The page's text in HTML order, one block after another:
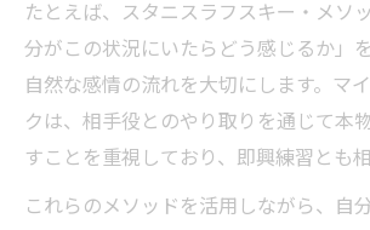
たとえば、スタニスラフスキー・メソ
分がこの状況にいたらどう感じるか」
自然な感情の流れを大切にします。マ
クは、相手役とのやり取りを通じて本
すことを重視しており、即興練習とも
これらのメソッドを活用しながら、自